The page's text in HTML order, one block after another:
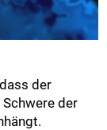
der
der